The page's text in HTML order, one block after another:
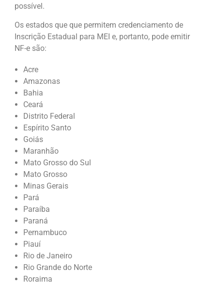
possível.
Os estados que que permitem credenciamento de
Inscrição Estadual para MEI e, portanto, pode emitir
NF-e são:
Acre
Amazonas
Bahia
Ceará
Distrito Federal
Espírito Santo
Goiás
Maranhão
Mato Grosso do Sul
Mato Grosso
Minas Gerais
Pará
Paraíba
Paraná
Pernambuco
Piauí
Rio de Janeiro
Rio Grande do Norte
Roraima